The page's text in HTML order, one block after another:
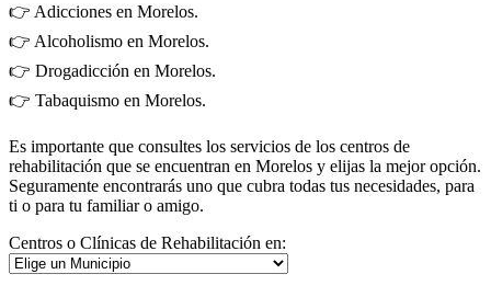
👉 Adicciones en Morelos.
👉 Alcoholismo en Morelos.
👉 Drogadicción en Morelos.
👉 Tabaquismo en Morelos.
Es importante que consultes los servicios de los centros de
rehabilitación que se encuentran en Morelos y elijas la mejor opción.
Seguramente encontrarás uno que cubra todas tus necesidades, para
ti o para tu familiar o amigo.
Centros o Clínicas de Rehabilitación en: